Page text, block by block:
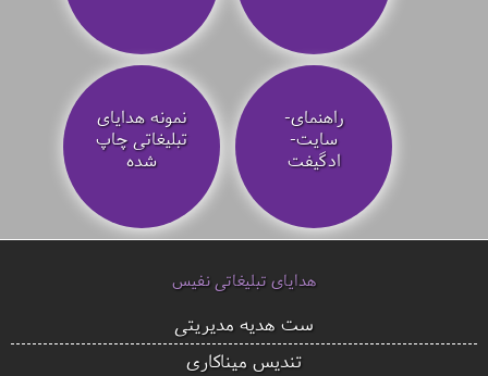
راهنمای-
سایت-
ادگیفت
نمونه هدایای
تبلیغاتی چاپ
شده
هدایای تبلیغاتی نفیس
ست هدیه مدیریتی
تندیس میناکاری